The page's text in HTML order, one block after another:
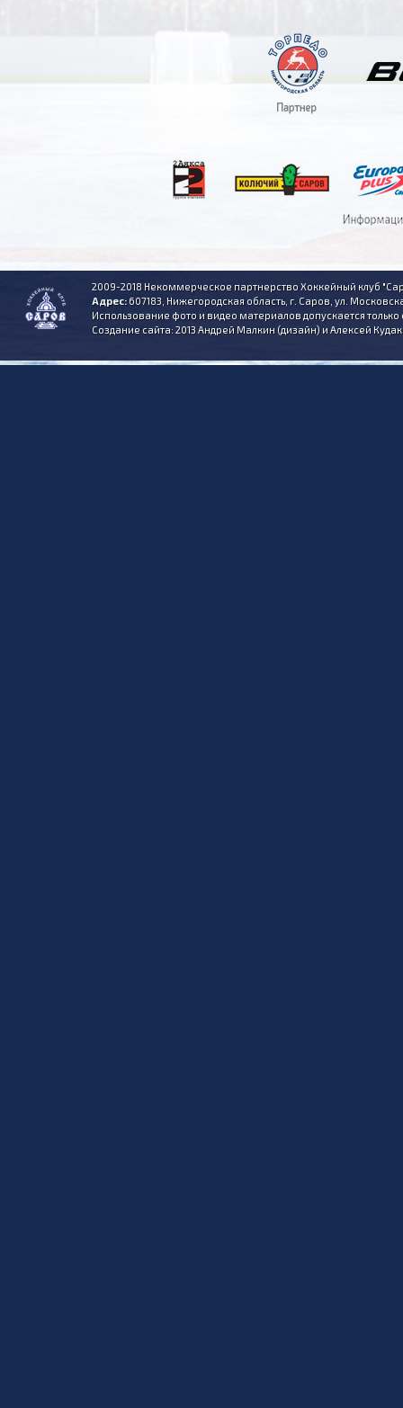
2009-2018 Некоммерческое партнерство Хоккейный клуб
Адрес:607183, Нижегородская область, г. Саров, ул.
Использование фото и видео материалов допускается
Создание сайта: 2013 Андрей Малкин (дизайн) и Алексей